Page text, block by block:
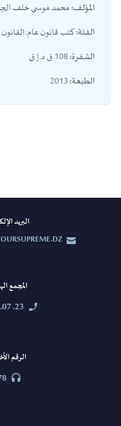
المؤلف:محمد موسى خلف
الفئة:كتب قانون
الشفرة:
الطبعة:
البريد


المجمع


23. 07. 24. 023
الرقم

